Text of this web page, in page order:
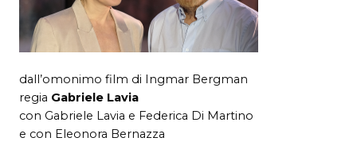
dall’omonimo film di Ingmar Bergman
regia Gabriele Lavia
con Gabriele Lavia e Federica Di Martino
e con Eleonora Bernazza